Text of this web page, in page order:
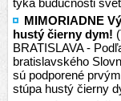
týka budúcnosti
MIMORIADNE
hustý čierny dym!
BRATISLAVA -
bratislavského
sú podporené
stúpa hustý čierny